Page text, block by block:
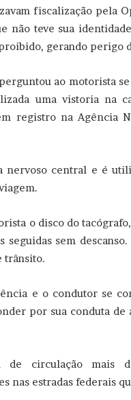
fiscalização pela
não teve sua
gerando perigo
ao motorista
uma vistoria na
registro na Agência
nervoso central e é
o disco do
sem
trânsito.
e o condutor se
por sua conduta de
circulação mais
nas estradas federais